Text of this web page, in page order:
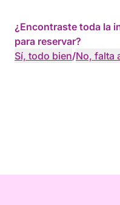
¿Encontraste toda la
para reservar?
Sí, todo bien/No, falta